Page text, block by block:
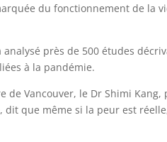
du fonctionnement de la
analysé près de 500 études
à la pandémie.
de Vancouver, le Dr Shimi
dit que même si la peur est